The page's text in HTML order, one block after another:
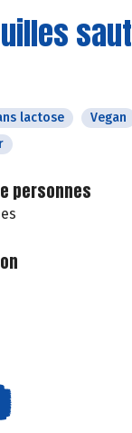
lactose Vegan
personnes